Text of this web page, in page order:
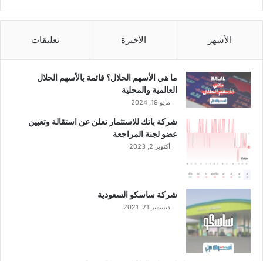
الأشهر الأخيرة تعليقات
ما هي الأسهم الحلال؟ قائمة بالأسهم الحلال
العالمية والمحلية
مايو 19, 2024
شركة باتك للاستثمار تعلن عن استقالة وتعيين
عضو لجنة المراجعة
أكتوبر 2, 2023
شركة ساسكو السعودية
ديسمبر 21, 2021